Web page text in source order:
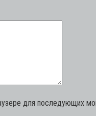
для последующих